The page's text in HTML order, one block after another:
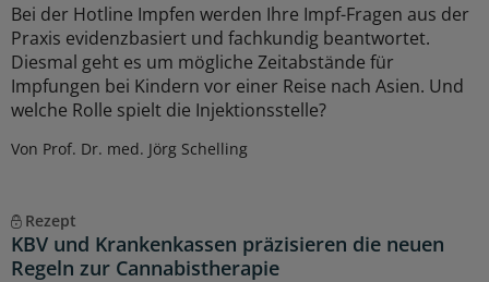
Bei der Hotline Impfen werden Ihre Impf-Fragen aus der
Praxis evidenzbasiert und fachkundig beantwortet.
Diesmal geht es um mögliche Zeitabstände für
Impfungen bei Kindern vor einer Reise nach Asien. Und
welche Rolle spielt die Injektionsstelle?
Von Prof. Dr. med. Jörg Schelling
Rezept
KBV und Krankenkassen präzisieren die neuen
Regeln zur Cannabistherapie